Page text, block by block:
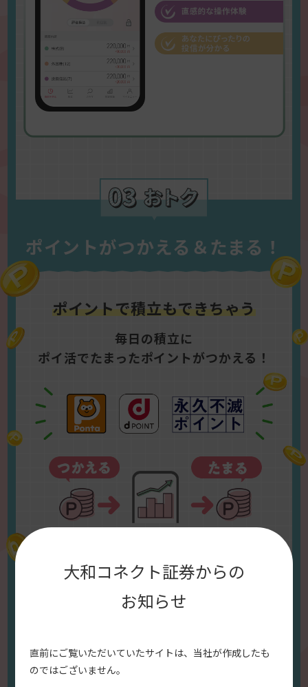
大和コネクト証券からの
お知らせ
直前にご覧いただいていたサイトは、当社が作成したも
のではございません。
ポイントがつかえる＆たまる！
ポイントで積立もできちゃう
毎日の積立に
ポイ活でたまったポイントがつかえる！
じゃんじゃんためられる！
※2025/10/4（土）より、ひな株・ひな株USA・まいにち投
信の買付代金へのポイントをつかう際、10%相当額（税込）
さらに